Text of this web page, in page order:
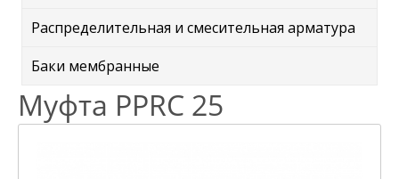
Распределительная и смесительная арматура
Баки мембранные
Муфта PPRC 25